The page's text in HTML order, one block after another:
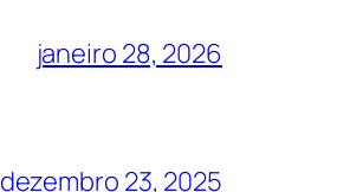
janeiro 28, 2026
dezembro 23, 2025